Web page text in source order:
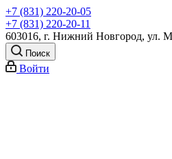
+7 (831) 220-20-05
+7 (831) 220-20-11
603016, г. Нижний Новгород, ул.
Поиск
Войти